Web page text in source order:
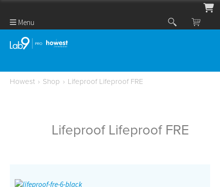
Menu
Howest › Shop › Lifeproof Lifeproof FRE
Lifeproof Lifeproof FRE